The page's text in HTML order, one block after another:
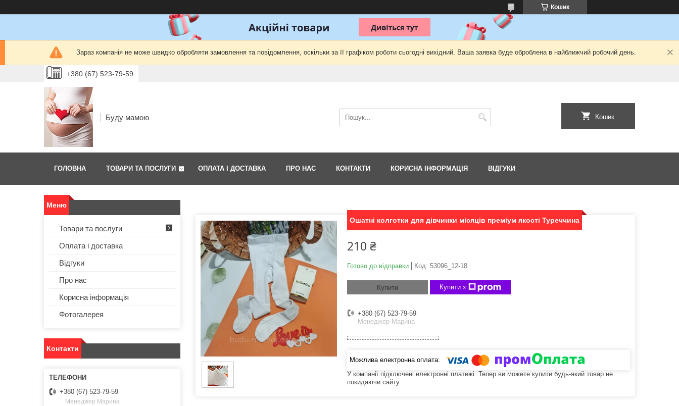
Кошик
Зараз компанія не може швидко обробляти замовлення та повідомлення, оскільки за її графіком роботи сьогодні вихідний. Ваша заявка буде оброблена в найближчий робочий день.
+380 (67) 523-79-59
Буду мамою Кошик
ГОЛОВНА ТОВАРИ ТА ПОСЛУГИ ОПЛАТА І ДОСТАВКА ПРО НАС КОНТАКТИ КОРИСНА ІНФОРМАЦІЯ ВІДГУКИ
Ошатні колготки для дівчинки місяців преміум якості Туреччина
210 ₴
Готово до відправки Код: 53096_12-18
Купити Купити з
+380 (67) 523-79-59
Менеджер Марина
У компанії підключені електронні платежі. Тепер ви можете купити будь-який товар не
покидаючи сайту.
Товари та послуги
Оплата і доставка
Відгуки
Про нас
Корисна інформація
Фотогалерея
Контакти
+380 (67) 523-79-59
Менеджер Марина